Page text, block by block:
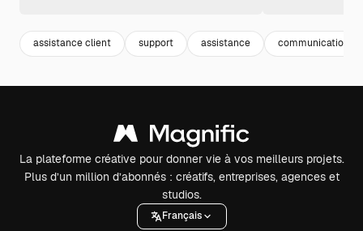
assistance client support assistance communication
La plateforme créative pour donner vie à vos meilleurs projets.
Plus d’un million d’abonnés : créatifs, entreprises, agences et
studios.
Français